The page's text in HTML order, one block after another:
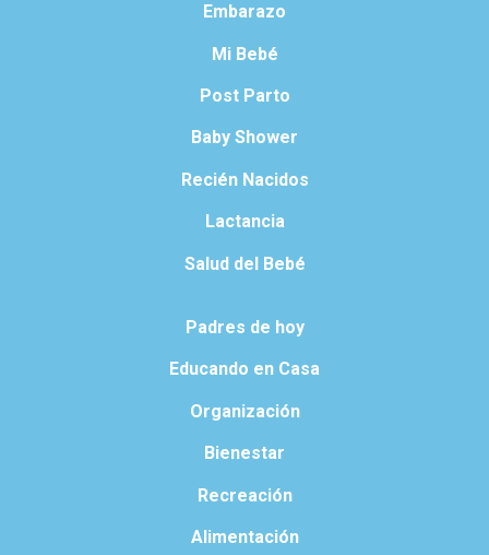
Embarazo
Mi Bebé
Post Parto
Baby Shower
Recién Nacidos
Lactancia
Salud del Bebé
Padres de hoy
Educando en Casa
Organización
Bienestar
Recreación
Alimentación